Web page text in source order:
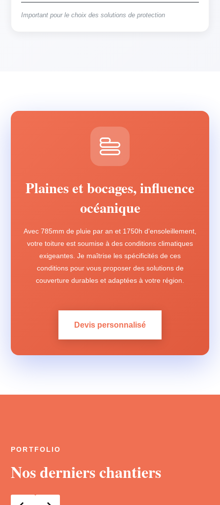
Important pour le choix des solutions de protection
Plaines et bocages, influence
océanique
Avec 785mm de pluie par an et 1750h d'ensoleillement,
votre toiture est soumise à des conditions climatiques
exigeantes. Je maîtrise les spécificités de ces
conditions pour vous proposer des solutions de
couverture durables et adaptées à votre région.
Devis personnalisé
PORTFOLIO
Nos derniers chantiers